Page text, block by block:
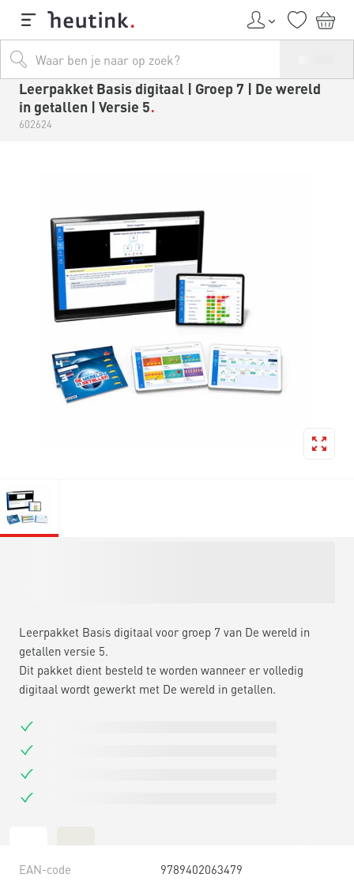
Leerpakket Basis digitaal | Groep 7 | De wereld
in getallen | Versie 5
602624
Leerpakket Basis digitaal voor groep 7 van De wereld in
getallen versie 5.
Dit pakket dient besteld te worden wanneer er volledig
digitaal wordt gewerkt met De wereld in getallen.
EAN-code 9789402063479